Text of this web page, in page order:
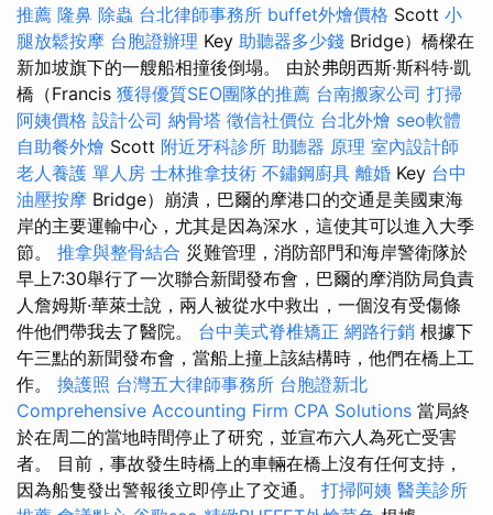
推薦 隆鼻 除蟲 台北律師事務所 buffet外燴價格 Scott 小
腿放鬆按摩 台胞證辦理 Key 助聽器多少錢 Bridge）橋樑在
新加坡旗下的一艘船相撞後倒塌。 由於弗朗西斯·斯科特·凱
橋（Francis 獲得優質SEO團隊的推薦 台南搬家公司 打掃
阿姨價格 設計公司 納骨塔 徵信社價位 台北外燴 seo軟體
自助餐外燴 Scott 附近牙科診所 助聽器 原理 室內設計師
老人養護 單人房 士林推拿技術 不鏽鋼廚具 離婚 Key 台中
油壓按摩 Bridge）崩潰，巴爾的摩港口的交通是美國東海
岸的主要運輸中心，尤其是因為深水，這使其可以進入大季
節。 推拿與整骨結合 災難管理，消防部門和海岸警衛隊於
早上7:30舉行了一次聯合新聞發布會，巴爾的摩消防局負責
人詹姆斯·華萊士說，兩人被從水中救出，一個沒有受傷條
件他們帶我去了醫院。 台中美式脊椎矯正 網路行銷 根據下
午三點的新聞發布會，當船上撞上該結構時，他們在橋上工
作。 換護照 台灣五大律師事務所 台胞證新北
Comprehensive Accounting Firm CPA Solutions 當局終
於在周二的當地時間停止了研究，並宣布六人為死亡受害
者。 目前，事故發生時橋上的車輛在橋上沒有任何支持，
因為船隻發出警報後立即停止了交通。 打掃阿姨 醫美診所